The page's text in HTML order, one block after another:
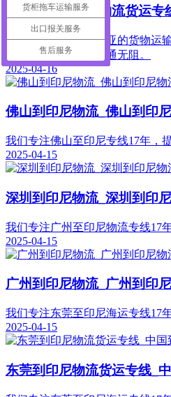
上海到马来西亚物流货运
还在为上海到马来西亚的货物运
从上海到马来西亚畅通无阻。
2025-04-16
佛山到印尼物流_佛山到印
我们专注佛山至印尼专线17年，
2025-04-15
深圳到印尼物流_深圳到印
我们专注广州至印尼物流专线17
2025-04-15
广州到印尼物流_广州到印
我们专注东莞至印尼海运专线17
2025-04-15
东莞到印尼物流货运专线_
货柜拖车运输服务
出口报关服务
售后服务